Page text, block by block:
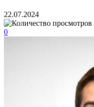
22.07.2024
0